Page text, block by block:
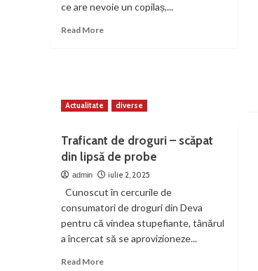
ce are nevoie un copilaș,...
Read MoreRead
trusouri
nou-
născuții
din
Petroșani
Actualitate diverse
Traficant de droguri – scăpat
din lipsă de probe
admin iulie 2, 2025
Cunoscut în cercurile de
consumatori de droguri din Deva
pentru că vindea stupefiante, tânărul
a încercat să se aprovizioneze...
Read MoreRead